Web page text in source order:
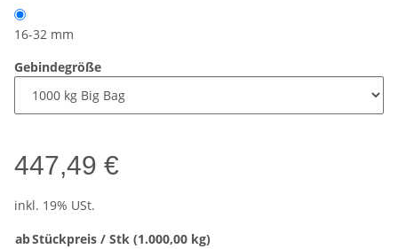
16-32 mm
Gebindegröße
447,49 €
inkl. 19% USt.
abStückpreis / Stk (1.000,00 kg)